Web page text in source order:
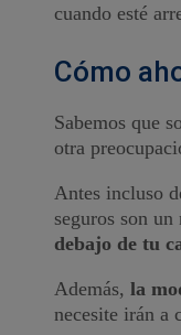
cuando esté
Cómo
Sabemos que
otra
Antes incluso
seguros son
debajo de tu
Además, la
necesite irán a